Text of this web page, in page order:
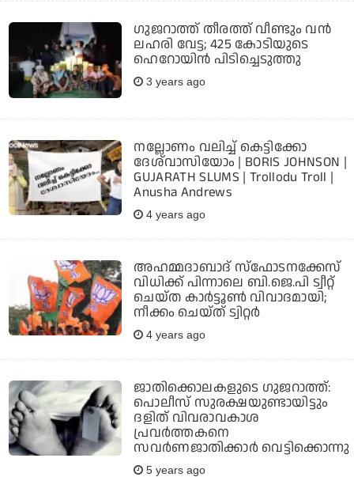
ഗുജറാത്ത് തീരത്ത് വീണ്ടും വന്‍
ലഹരി വേട്ട; 425 കോടിയുടെ
ഹെറോയിന്‍ പിടിച്ചെടുത്തു
3 years ago
നല്ലോണം വലിച്ച് കെട്ടിക്കോ
ദേശ്‌വാസിയോം | BORIS JOHNSON |
GUJARATH SLUMS | Trollodu Troll |
Anusha Andrews
4 years ago
അഹമ്മദാബാദ് സ്‌ഫോടനക്കേസ്
വിധിക്ക് പിന്നാലെ ബി.ജെ.പി ട്വീറ്റ്
ചെയ്ത കാര്‍ട്ടൂണ്‍ വിവാദമായി;
നീക്കം ചെയ്ത് ട്വിറ്റര്‍
4 years ago
ജാതിക്കൊലകളുടെ ഗുജറാത്ത്:
പൊലീസ് സുരക്ഷയുണ്ടായിട്ടും
ദളിത് വിവരാവകാശ
പ്രവര്‍ത്തകനെ
സവര്‍ണജാതിക്കാര്‍ വെട്ടിക്കൊന്നു
5 years ago